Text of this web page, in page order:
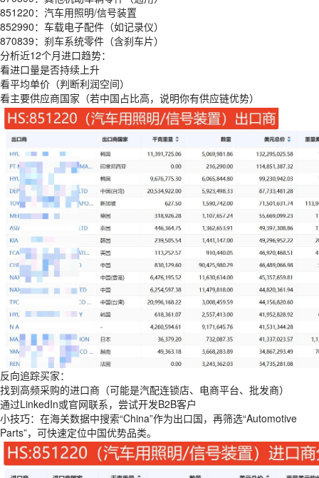
851220：汽车用照明/信号装置
852990：车载电子配件（如记录仪）
870839：刹车系统零件（含刹车片）
分析近12个月进口趋势：
看进口量是否持续上升
看平均单价（判断利润空间）
看主要供应商国家（若中国占比高，说明你有供应链优势）
反向追踪买家：
找到高频采购的进口商（可能是汽配连锁店、电商平台、批发商）
通过LinkedIn或官网联系，尝试开发B2B客户
小技巧：在海关数据中搜索“China”作为出口国，再筛选“Automotive
Parts”，可快速定位中国优势品类。